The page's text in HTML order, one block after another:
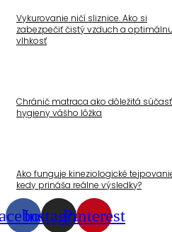
Vykurovanie ničí sliznice. Ako si
zabezpečiť čistý vzduch a optimálnu
vlhkosť
Chránič matraca ako dôležitá súčasť
hygieny vášho lôžka
Ako funguje kineziologické
kedy prináša reálne výsledky?
InstagramPinterest